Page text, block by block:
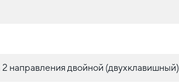
направления двойной (двухклавишный)